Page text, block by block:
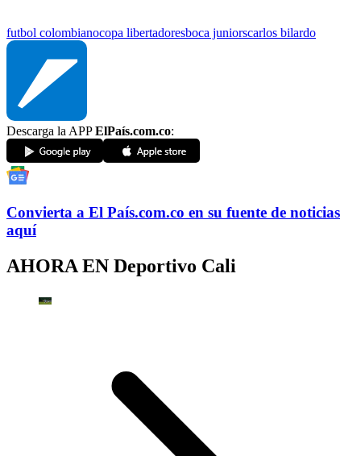
futbol colombianocopa libertadoresboca juniorscarlos bilardo
Descarga la APPElPaís.com.co:
Convierta a El País.com.co en su fuente de noticias
aquí
AHORA EN Deportivo Cali